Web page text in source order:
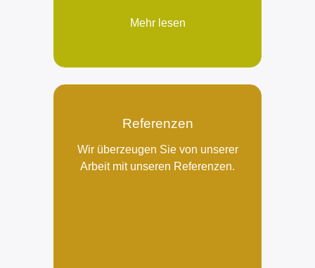
Mehr lesen
Referenzen
Wir überzeugen Sie von unserer
Arbeit mit unseren Referenzen.